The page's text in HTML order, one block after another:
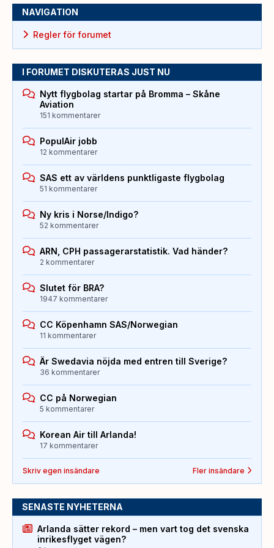
NAVIGATION
Regler för forumet
I FORUMET DISKUTERAS JUST NU
Nytt flygbolag startar på Bromma – Skåne
Aviation
151 kommentarer
PopulAir jobb
12 kommentarer
SAS ett av världens punktligaste flygbolag
51 kommentarer
Ny kris i Norse/Indigo?
52 kommentarer
ARN, CPH passagerarstatistik. Vad händer?
2 kommentarer
Slutet för BRA?
1947 kommentarer
CC Köpenhamn SAS/Norwegian
11 kommentarer
Är Swedavia nöjda med entren till Sverige?
36 kommentarer
CC på Norwegian
5 kommentarer
Korean Air till Arlanda!
17 kommentarer
Skriv egen insändare Fler insändare
SENASTE NYHETERNA
Arlanda sätter rekord – men vart tog det svenska
inrikesflyget vägen?